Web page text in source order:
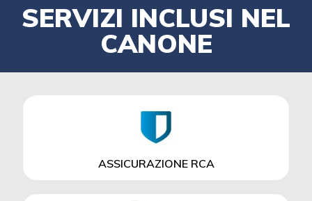
SERVIZI INCLUSI NEL
CANONE
ASSICURAZIONE RCA